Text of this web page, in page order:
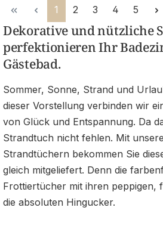
Seite
1 Seite
2 Seite
3 Seite
4 Seite
5
Dekorative und nützliche
perfektionieren Ihr
Gästebad.
Sommer, Sonne, Strand und
dieser Vorstellung verbinden wir
von Glück und Entspannung. Da
Strandtuch nicht fehlen. Mit
Strandtüchern bekommen Sie
gleich mitgeliefert. Denn die
Frottiertücher mit ihren peppigen,
die absoluten Hingucker.